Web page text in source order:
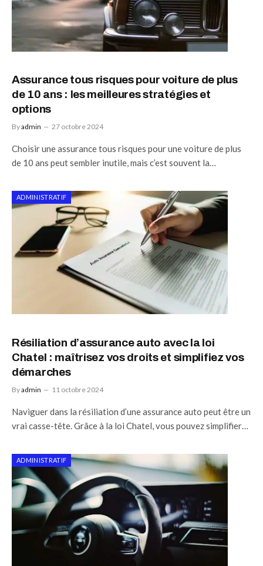
Assurance tous risques pour voiture de plus
de 10 ans : les meilleures stratégies et
options
Byadmin 27 octobre 2024
Choisir une assurance tous risques pour une voiture de plus
de 10 ans peut sembler inutile, mais c’est souvent la…
ADMINISTRATIF
Résiliation d’assurance auto avec la loi
Chatel : maîtrisez vos droits et simplifiez vos
démarches
Byadmin 11 octobre 2024
Naviguer dans la résiliation d’une assurance auto peut être un
vrai casse-tête. Grâce à la loi Chatel, vous pouvez simplifier…
ADMINISTRATIF